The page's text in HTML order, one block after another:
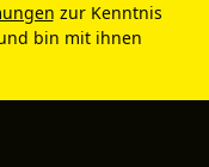
zur Kenntnis
bin mit ihnen